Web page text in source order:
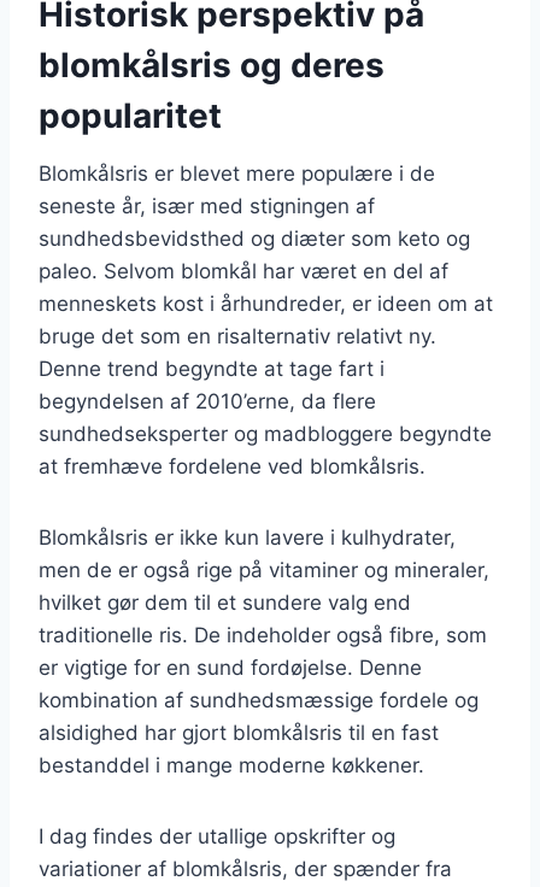
Historisk perspektiv på
blomkålsris og deres
popularitet
Blomkålsris er blevet mere populære i de
seneste år, især med stigningen af
sundhedsbevidsthed og diæter som keto og
paleo. Selvom blomkål har været en del af
menneskets kost i århundreder, er ideen om at
bruge det som en risalternativ relativt ny.
Denne trend begyndte at tage fart i
begyndelsen af 2010’erne, da flere
sundhedseksperter og madbloggere begyndte
at fremhæve fordelene ved blomkålsris.
Blomkålsris er ikke kun lavere i kulhydrater,
men de er også rige på vitaminer og mineraler,
hvilket gør dem til et sundere valg end
traditionelle ris. De indeholder også fibre, som
er vigtige for en sund fordøjelse. Denne
kombination af sundhedsmæssige fordele og
alsidighed har gjort blomkålsris til en fast
bestanddel i mange moderne køkkener.
I dag findes der utallige opskrifter og
variationer af blomkålsris, der spænder fra